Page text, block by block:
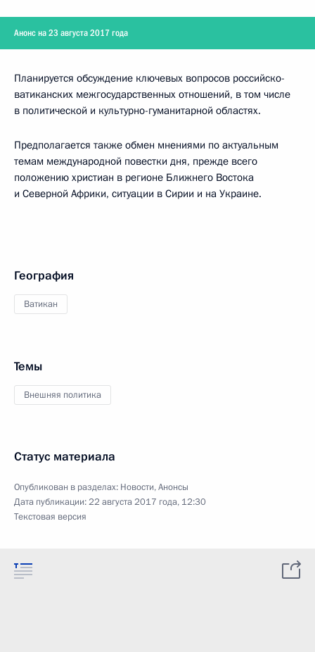
Анонс на 23 августа 2017 года
Планируется обсуждение ключевых вопросов российско-
ватиканских межгосударственных отношений, в том числе
в политической и культурно-гуманитарной областях.
Предполагается также обмен мнениями по актуальным
темам международной повестки дня, прежде всего
положению христиан в регионе Ближнего Востока
и Северной Африки, ситуации в Сирии и на Украине.
География
Ватикан
Темы
Внешняя политика
Статус материала
Опубликован в разделах: Новости,Анонсы
Дата публикации:22 августа 2017 года, 12:30
Текстовая версия